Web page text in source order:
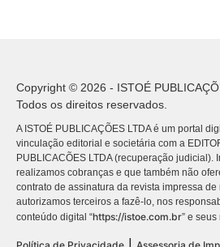
Copyright © 2026 - ISTOÉ
Todos os direitos reservados.
A ISTOÉ PUBLICAÇÕES LTDA é um portal
vinculação editorial e societária com a
PUBLICACÕES LTDA (recuperação judicial).
realizamos cobranças e que também não
contrato de assinatura da revista impressa de
autorizamos terceiros a fazê-lo, nos
conteúdo digital “https://istoe.com.br” e